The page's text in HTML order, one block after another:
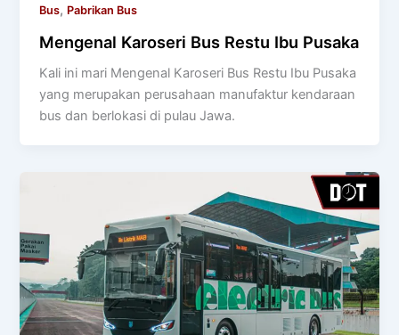
Bus, Pabrikan Bus
Mengenal Karoseri Bus Restu Ibu Pusaka
Kali ini mari Mengenal Karoseri Bus Restu Ibu Pusaka
yang merupakan perusahaan manufaktur kendaraan
bus dan berlokasi di pulau Jawa.